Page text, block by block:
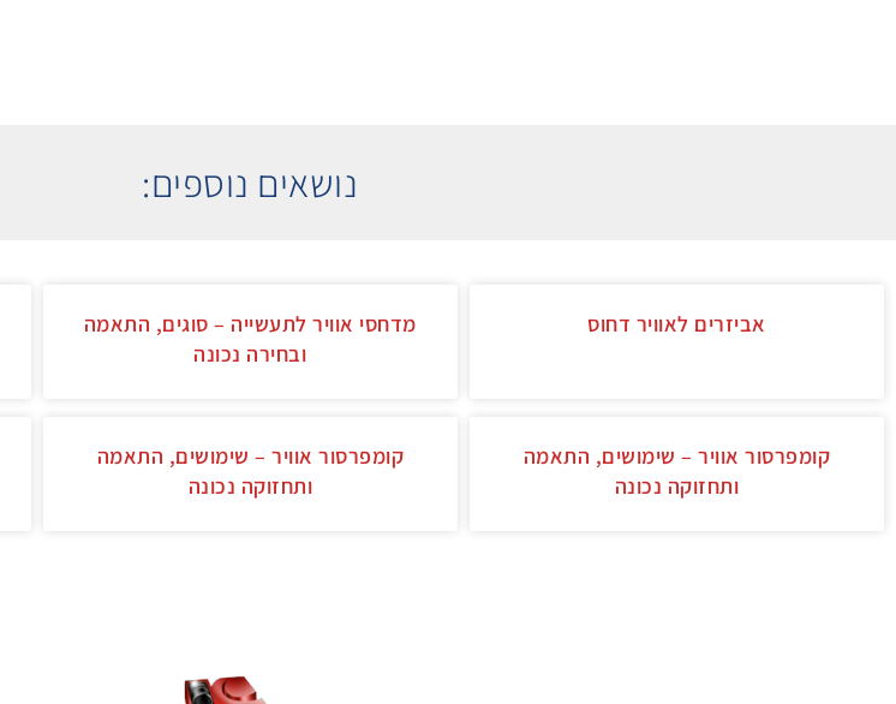
נושאים נוספים:
אביזרים לאוויר דחוס
מדחסי אוויר לתעשייה – סוגים, התאמה
ובחירה נכונה
קומפרסור אוויר – שימושים, התאמה
ותחזוקה נכונה
קומפרסור אוויר – שימושים, התאמה
ותחזוקה נכונה